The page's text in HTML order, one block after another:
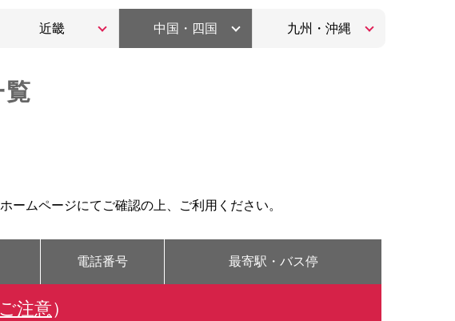
近畿 中国・四国 九州・沖縄
覧
ームページにてご確認の上、ご利用ください。
電話番号 最寄駅・バス停
注意）